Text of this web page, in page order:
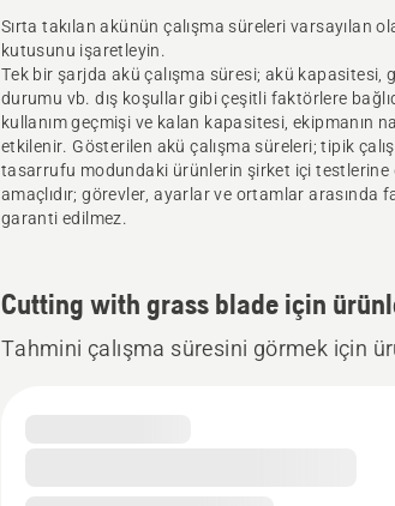
Sırta takılan akünün çalışma süreleri varsayılan
kutusunu işaretleyin.
Tek bir şarjda akü çalışma süresi; akü kapasitesi,
durumu vb. dış koşullar gibi çeşitli faktörlere
kullanım geçmişi ve kalan kapasitesi, ekipmanın
etkilenir. Gösterilen akü çalışma süreleri; tipik
tasarrufu modundaki ürünlerin şirket içi testlerine
amaçlıdır; görevler, ayarlar ve ortamlar
garanti edilmez.
Cutting with grass blade için
Tahmini çalışma süresini görmek için